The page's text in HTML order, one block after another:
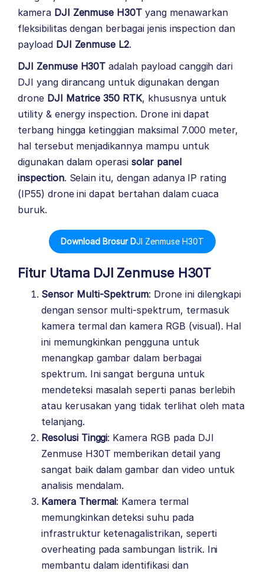
kamera DJI Zenmuse H30T yang menawarkan
fleksibilitas dengan berbagai jenis inspection dan
payload DJI Zenmuse L2.
DJI Zenmuse H30T adalah payload canggih dari
DJI yang dirancang untuk digunakan dengan
drone DJI Matrice 350 RTK, khususnya untuk
utility & energy inspection. Drone ini dapat
terbang hingga ketinggian maksimal 7.000 meter,
hal tersebut menjadikannya mampu untuk
digunakan dalam operasi solar panel
inspection. Selain itu, dengan adanya IP rating
(IP55) drone ini dapat bertahan dalam cuaca
buruk.
Download Brosur DJI Zenmuse H30T
Fitur Utama DJI Zenmuse H30T
Sensor Multi-Spektrum: Drone ini dilengkapi
dengan sensor multi-spektrum, termasuk
kamera termal dan kamera RGB (visual). Hal
ini memungkinkan pengguna untuk
menangkap gambar dalam berbagai
spektrum. Ini sangat berguna untuk
mendeteksi masalah seperti panas berlebih
atau kerusakan yang tidak terlihat oleh mata
telanjang.
Resolusi Tinggi: Kamera RGB pada DJI
Zenmuse H30T memberikan detail yang
sangat baik dalam gambar dan video untuk
analisis mendalam.
Kamera Thermal: Kamera termal
memungkinkan deteksi suhu pada
infrastruktur ketenagalistrikan, seperti
overheating pada sambungan listrik. Ini
membantu dalam identifikasi dan